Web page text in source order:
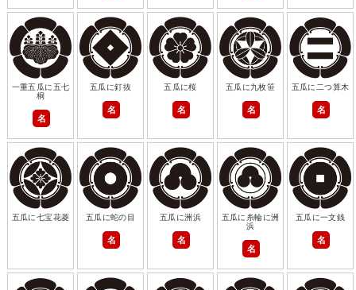
一重五瓜に五七
桐
名
五瓜に釘抜
名
五瓜に桜
名
五瓜に九枚笹
名
五瓜に二つ算木
名
五瓜に七宝花菱 五瓜に蛇の目
名
五瓜に洲浜
名
五瓜に糸輪に洲
浜
名
五瓜に一文銭
名